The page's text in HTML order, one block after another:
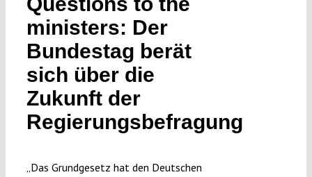
Verfassungs
editorial
Submissions
Funding
ministers: Der
Bundestag berät
sich über die
Zukunft der
Regierungsbefragung
„Das Grundgesetz hat den Deutschen